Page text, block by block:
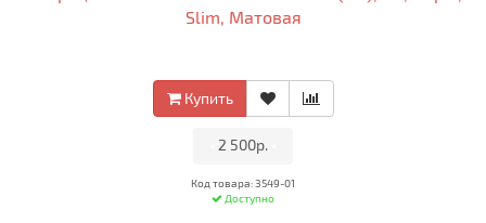
Slim, Матовая
Купить
2 500р.
Код товара: 3549-01
Доступно